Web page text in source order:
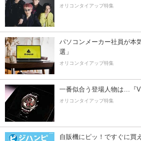
オリコンタイアップ特集
パソコンメーカー社員が本
選」
オリコンタイアップ特集
一番似合う登場人物は…『
オリコンタイアップ特集
自販機にピッ！ですぐに買